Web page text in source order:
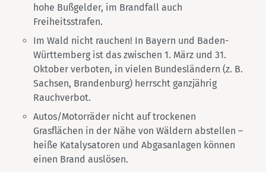
hohe Bußgelder, im Brandfall auch
Freiheitsstrafen.
Im Wald nicht rauchen! In Bayern und Baden-
Württemberg ist das zwischen 1. März und 31.
Oktober verboten, in vielen Bundesländern (z. B.
Sachsen, Brandenburg) herrscht ganzjährig
Rauchverbot.
Autos/Motorräder nicht auf trockenen
Grasflächen in der Nähe von Wäldern abstellen –
heiße Katalysatoren und Abgasanlagen können
einen Brand auslösen.